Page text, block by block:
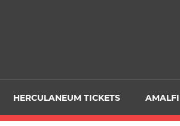
HERCULANEUM TICKETS